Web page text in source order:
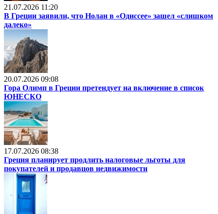
21.07.2026 11:20
В Греции заявили, что Нолан в «Одиссее» зашел «слишком
далеко»
20.07.2026 09:08
Гора Олимп в Греции претендует на включение в список
ЮНЕСКО
17.07.2026 08:38
Греция планирует продлить налоговые льготы для
покупателей и продавцов недвижимости